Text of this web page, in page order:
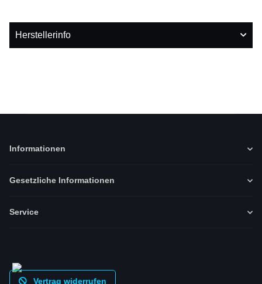
Herstellerinfo
Informationen
Gesetzliche Informationen
Service
Vertrag widerrufen